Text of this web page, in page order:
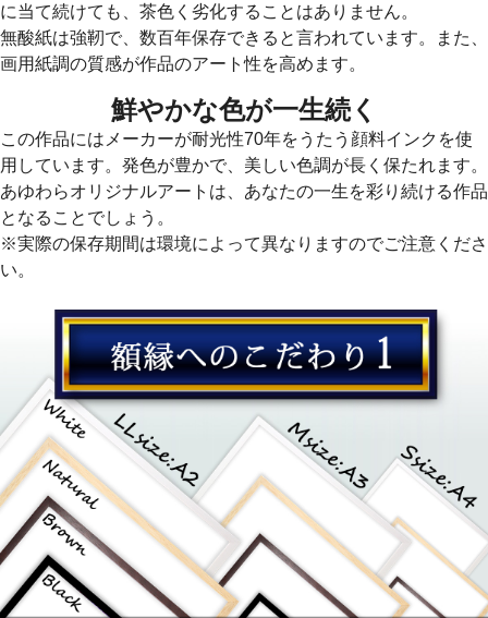
に当て続けても、茶色く劣化することはありません。
無酸紙は強靭で、数百年保存できると言われています。また、
画用紙調の質感が作品のアート性を高めます。
鮮やかな色が一生続く
この作品にはメーカーが耐光性70年をうたう顔料インクを使
用しています。発色が豊かで、美しい色調が長く保たれます。
あゆわらオリジナルアートは、あなたの一生を彩り続ける作品
となることでしょう。
※実際の保存期間は環境によって異なりますのでご注意くださ
い。